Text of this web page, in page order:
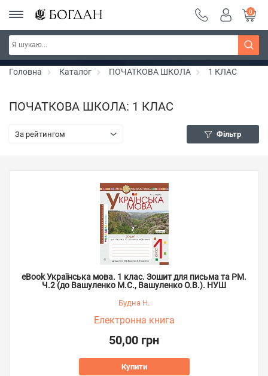
РОЗПРОДАЖ ~ 150 грн ~ 200 грн ~ 250 грн ~
300 грн ~ РОЗПРОДАЖ
Дізнатись більше
0
Головна Каталог ПОЧАТКОВА ШКОЛА 1 КЛАС
ПОЧАТКОВА ШКОЛА: 1 КЛАС
За рейтингом Фільтр
eBook Українська мова. 1 клас. Зошит для письма та РМ.
Ч.2 (до Вашуленко М.С., Вашуленко О.В.). НУШ
Будна Н.
Електронна книга
50,00 грн
Купити